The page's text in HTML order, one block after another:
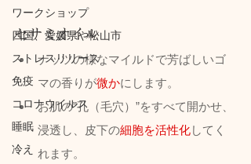
ワークショップ
四国、愛媛県や松山市
ストレスリリース
免疫
コロナウイルス
睡眠
冷え
セサミオイル
ナッツの様なマイルドで芳ばしいゴ
マの香りが微かにします。
お肌の”孔（毛穴）”をすべて開かせ、
浸透し、皮下の細胞を活性化してく
れます。